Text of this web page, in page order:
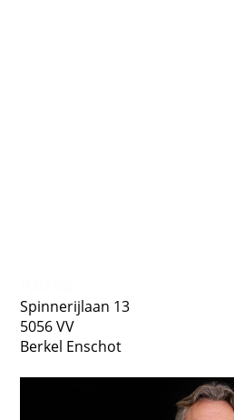
Spinnerijlaan 13
5056 VV
Berkel Enschot